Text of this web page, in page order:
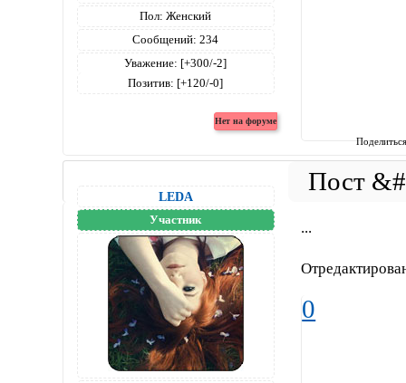
Пол: Женский
Сообщений: 234
Уважение: [+300/-2]
Позитив: [+120/-0]
LEDA
Участник ...
0